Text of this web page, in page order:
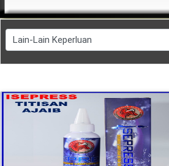
FESYEN
LELAKI(0)
MINYAK
PENDIDIKAN(19)